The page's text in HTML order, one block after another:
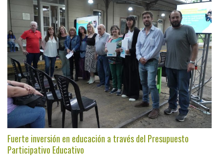
Fuerte inversión en educación a través del Presupuesto
Participativo Educativo